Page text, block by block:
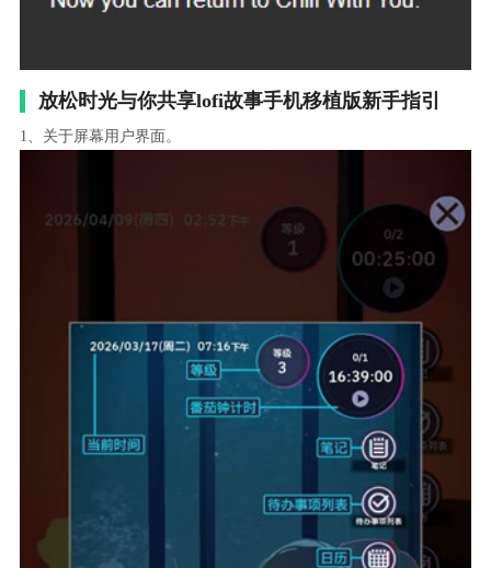
放松时光与你共享lofi故事手机移植版新手指引
1、关于屏幕用户界面。